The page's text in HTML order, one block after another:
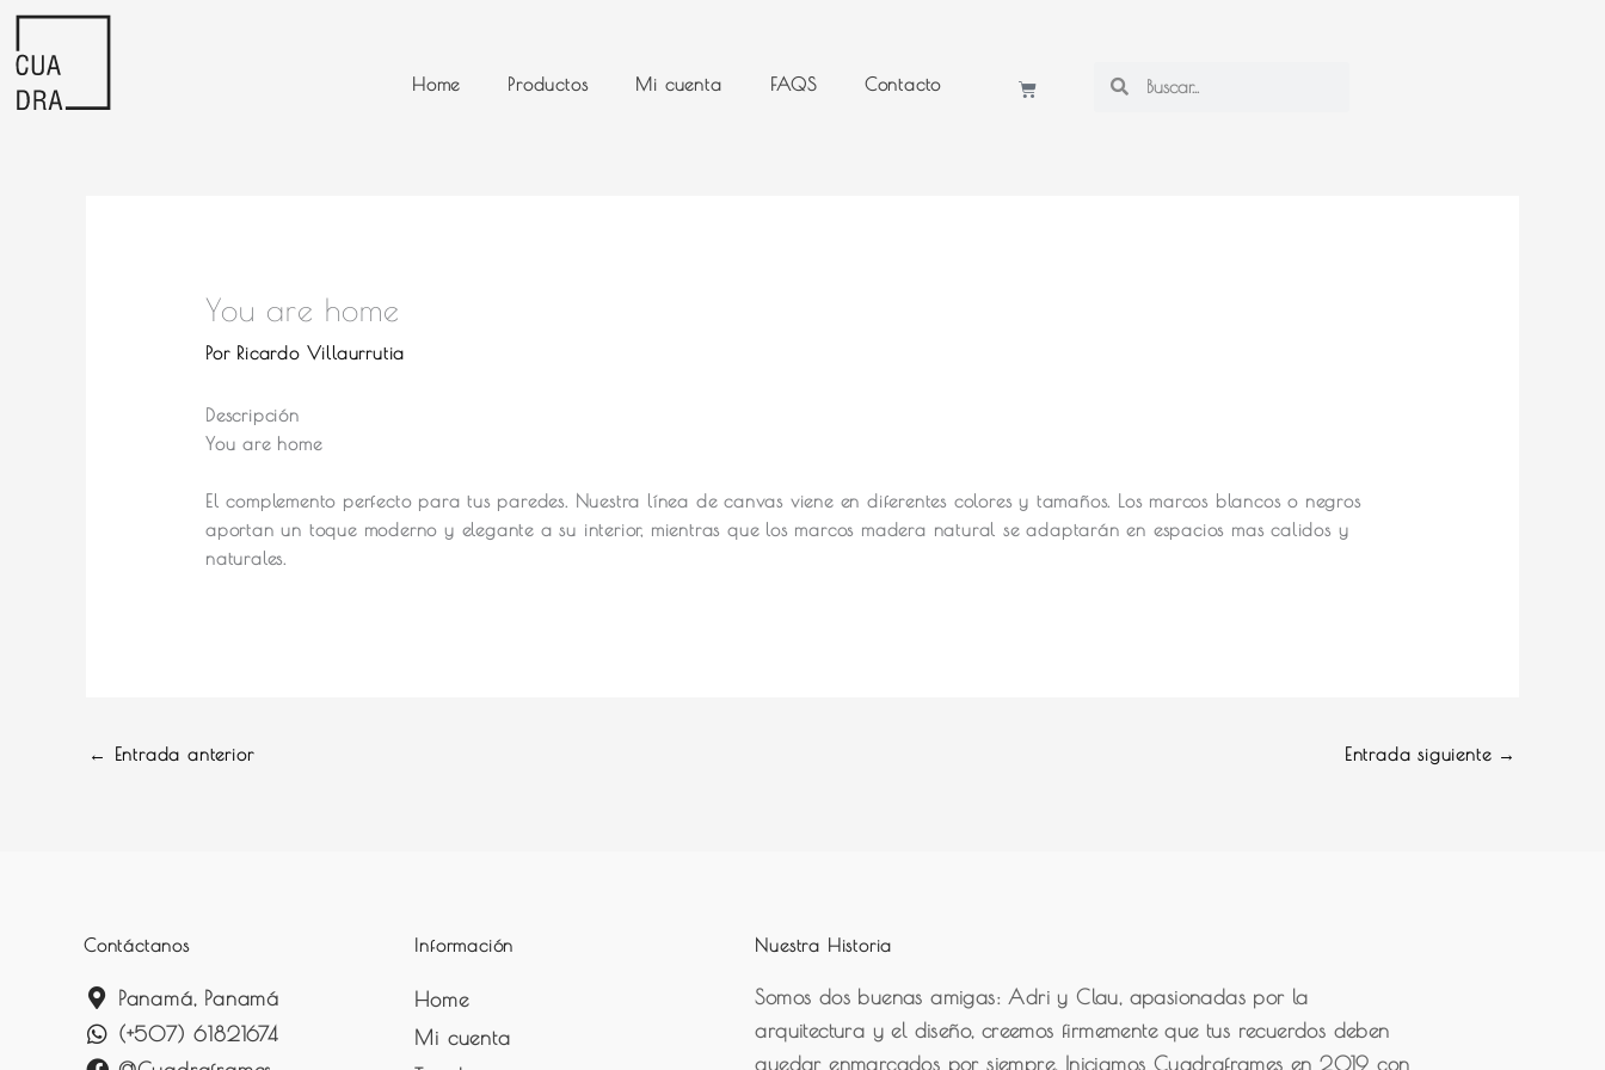
contenido
Home Productos Mi cuenta FAQS Contacto Cart
SearchSearch
You are home
Por Ricardo Villaurrutia
Descripción
You are home
El complemento perfecto para tus paredes. Nuestra línea de canvas viene en diferentes colores y tamaños. Los marcos blancos o negros
aportan un toque moderno y elegante a su interior, mientras que los marcos madera natural se adaptarán en espacios mas calidos y
naturales.
← Entrada anterior Entrada siguiente →
Contáctanos
Panamá, Panamá
(+507) 61821674
Información
Home
Mi cuenta
Nuestra Historia
Somos dos buenas amigas: Adri y Clau, apasionadas por la
arquitectura y el diseño, creemos firmemente que tus recuerdos deben
quedar enmarcados por siempre. Iniciamos Cuadraframes en 2019 con